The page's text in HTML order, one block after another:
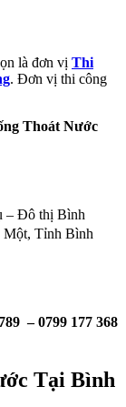
là đơn vị Thi
. Đơn vị thi công
Thoát Nước
– Đô thị Bình
Một, Tỉnh Bình
– 0799 177 368
Tại Bình